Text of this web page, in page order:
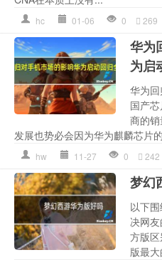
hc 01-06 0 269
华为
为启
华为
国产
商的
发展也势必会因为华为麒麟芯片
hw 11-27 0 242
梦幻
以下
决网
方版
版最